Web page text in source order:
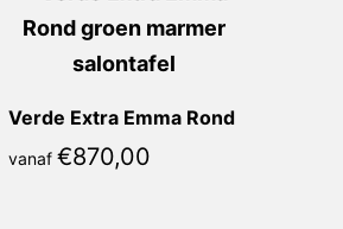
Verde Extra Emma Rond
vanaf €870,00